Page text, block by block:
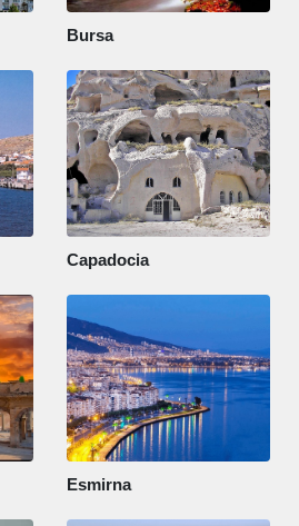
Bursa
Capadocia
Esmirna